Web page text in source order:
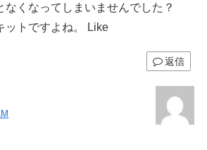
なくなってしまいませんでした？
ットですよね。 Like
返信